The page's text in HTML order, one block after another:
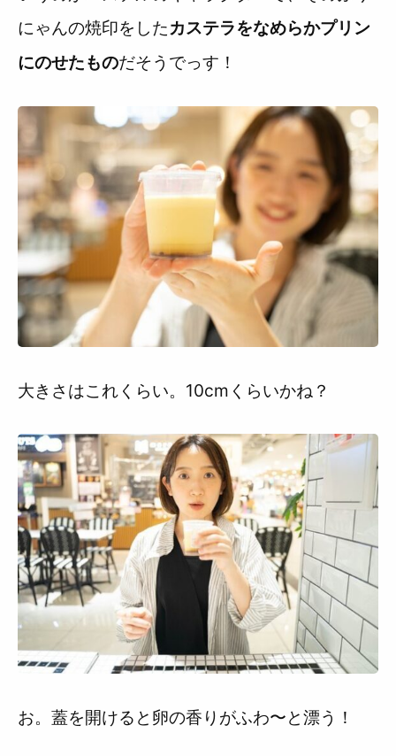
にゃんの焼印をしたカステラをなめらかプリン
にのせたものだそうでっす！
大きさはこれくらい。10cmくらいかね？
お。蓋を開けると卵の香りがふわ〜と漂う！